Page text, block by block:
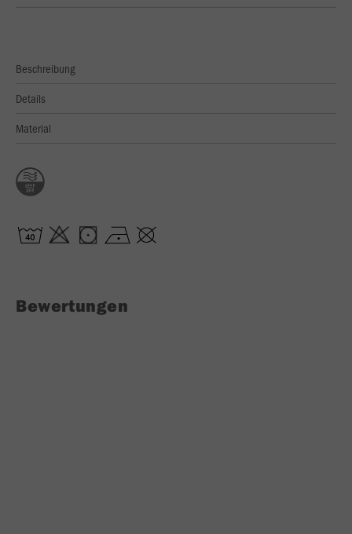
Beschreibung
Details
Material
Bewertungen